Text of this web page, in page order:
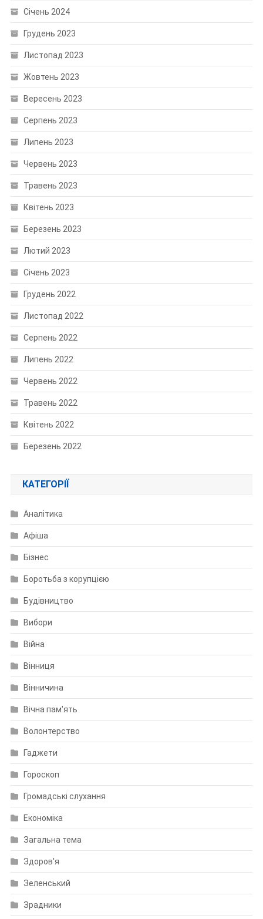
Січень 2024
Грудень 2023
Листопад 2023
Жовтень 2023
Вересень 2023
Серпень 2023
Липень 2023
Червень 2023
Травень 2023
Квітень 2023
Березень 2023
Лютий 2023
Січень 2023
Грудень 2022
Листопад 2022
Серпень 2022
Липень 2022
Червень 2022
Травень 2022
Квітень 2022
Березень 2022
КАТЕГОРІЇ
Аналітика
Афіша
Бізнес
Боротьба з корупцією
Будівництво
Вибори
Війна
Вінниця
Вінничина
Вічна пам'ять
Волонтерство
Гаджети
Гороскоп
Громадські слухання
Економіка
Загальна тема
Здоров'я
Зеленський
Зрадники